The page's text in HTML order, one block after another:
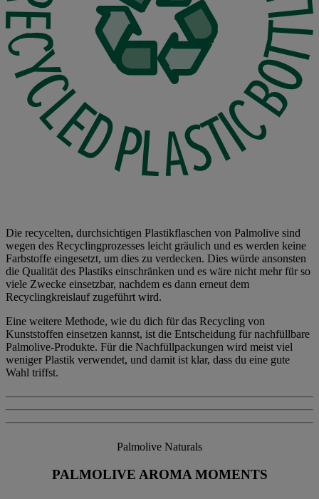
Die recycelten, durchsichtigen Plastikflaschen von Palmolive sind
wegen des Recyclingprozesses leicht gräulich und es werden keine
Farbstoffe eingesetzt, um dies zu verdecken. Dies würde ansonsten
die Qualität des Plastiks einschränken und es wäre nicht mehr für so
viele Zwecke einsetzbar, nachdem es dann erneut dem
Recyclingkreislauf zugeführt wird.
Eine weitere Methode, wie du dich für das Recycling von
Kunststoffen einsetzen kannst, ist die Entscheidung für nachfüllbare
Palmolive-Produkte. Für die Nachfüllpackungen wird meist viel
weniger Plastik verwendet, und damit ist klar, dass du eine gute
Wahl triffst.
Palmolive Naturals
PALMOLIVE AROMA MOMENTS